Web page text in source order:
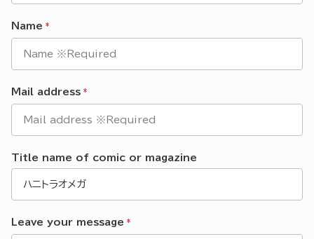
Name
Mail address
Title name of comic or magazine
Leave your message